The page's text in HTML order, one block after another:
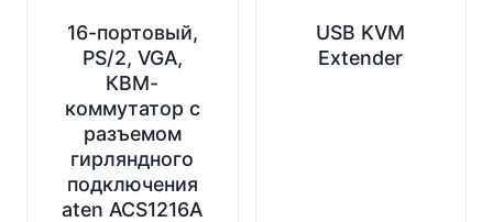
16-портовый,
PS/2, VGA,
КВМ-
коммутатор с
разъемом
гирляндного
подключения
aten ACS1216A
USB KVM
Extender